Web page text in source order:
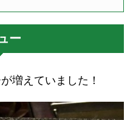
ー
増えていました！